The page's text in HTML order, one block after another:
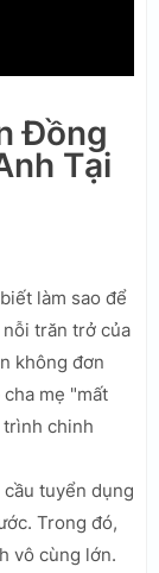
Đồng
Tại
làm sao để
trăn trở của
không đơn
mẹ "mất
chinh
tuyển dụng
Trong đó,
vô cùng lớn.